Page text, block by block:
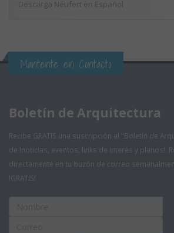
Descarga Neufert en Español
Mantente en Contacto
Boletín de Arquitectura
Recibe GRATIS una suscripción al "Boletín de
de !noticias, eventos, links de interés y planos!.
directamente en tu buzón de correo
!GRATIS!